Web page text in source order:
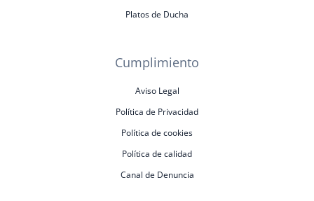
Platos de Ducha
Cumplimiento
Aviso Legal
Política de Privacidad
Política de cookies
Política de calidad
Canal de Denuncia